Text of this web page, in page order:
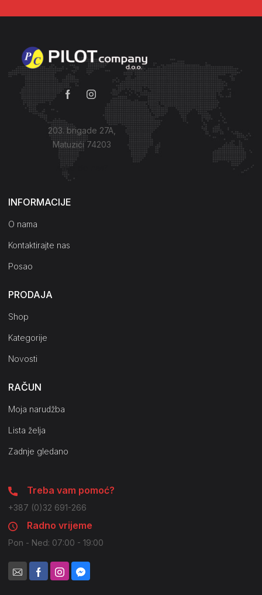
203. brigade 27A,
Matuzići 74203
Kako do nas?
INFORMACIJE
O nama
Kontaktirajte nas
Posao
PRODAJA
Shop
Kategorije
Novosti
RAČUN
Moja narudžba
Lista želja
Zadnje gledano
Treba vam pomoć?
+387 (0)32 691-266
Radno vrijeme
Pon - Ned: 07:00 - 19:00